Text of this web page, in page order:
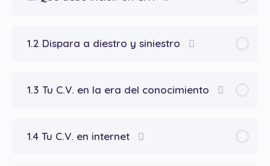
1.2 Dispara a diestro y siniestro
1.3 Tu C.V. en la era del conocimiento
1.4 Tu C.V. en internet